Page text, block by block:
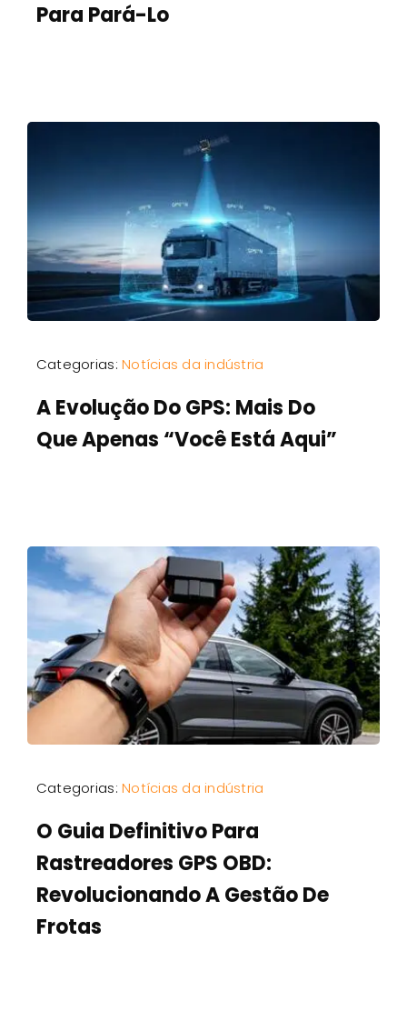
Para Pará-Lo
Categorias:Notícias da indústria
A Evolução Do GPS: Mais Do
Que Apenas “Você Está Aqui”
Categorias:Notícias da indústria
O Guia Definitivo Para
Rastreadores GPS OBD:
Revolucionando A Gestão De
Frotas